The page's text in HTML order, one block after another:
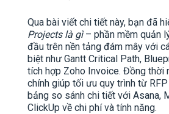
Qua bài viết chi tiết này, bạn đã
Projects là gì – phần mềm quản
đầu trên nền tảng đám mây với
biệt như Gantt Critical Path,
tích hợp Zoho Invoice. Đồng thời
chính giúp tối ưu quy trình từ
bảng so sánh chi tiết với Asana,
ClickUp về chi phí và tính năng.